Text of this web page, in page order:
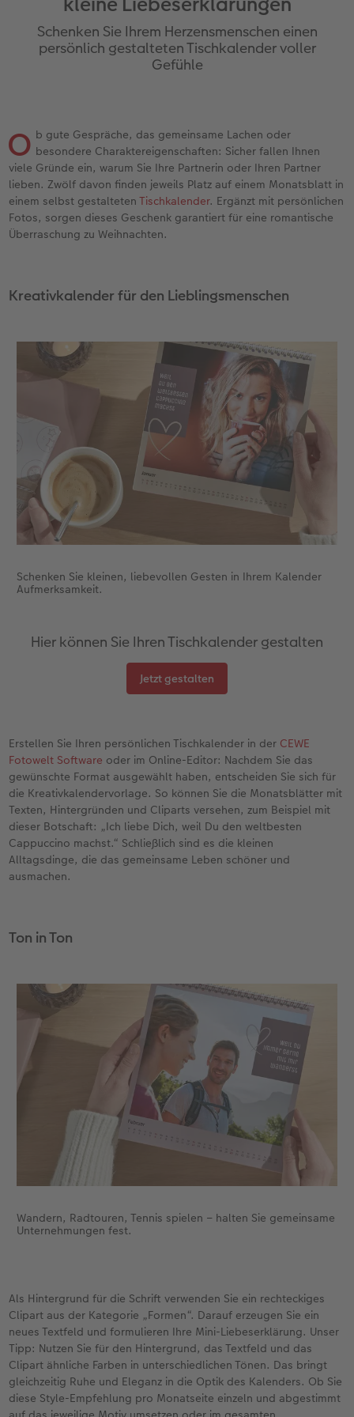
Jahrbuch gestalten
CEWE FOTOBUCH Kids
Designvorlagen
Foto-Kochbuch
Kundenbeispiele
CEWE myPhotos
Gestaltungsideen
Anleitungen & Hilfe
Neuheiten
Bilderboxen
Premium Poster
Fotosets
Sofortfotos
Passbild
Analog Services
CEWE myPhotos
Neuheiten
Extras
Fotocollage
Photo Streetmap Poster
Foto auf Holz
Hartschaum
Gallery Print
Wandgestaltung
Mehrteiler
im Wunschformat
Materialmuster-Set
Neuheiten
Dankeskarten Kommunion
Dankeskarten
Papierqualitäten
Klappkarten
Fotokarten
Einzelkarten
Digitale Grußkarte
CEWE myPhotos
Neuheiten
Textilien
Schule & Büro
Handyhüllen
Faber-Castell
Fotokalender
Kundenbeispiele
CEWE Geschenkgutschein
CEWE myPhotos
Neuheiten
Wandkalender mit Design
NEU: Wandkalender Fineline
Extras
CEWE myPhotos
Max Case
Smartflip
CEWE myPhotos
Neuheiten
nachhaltiger Schenken
Danke sagen
Kundenbeispiele
Neuheiten
Liebe schenken
Fototipps
Hochzeit
Baby
Familie
Faszination Fotografie
CEWE Community
Neuheiten
Schenken Sie Ihrem Herzensmenschen einen
persönlich gestalteten Tischkalender voller
Gefühle
O b gute Gespräche, das gemeinsame Lachen oder
besondere Charaktereigenschaften: Sicher fallen Ihnen
viele Gründe ein, warum Sie Ihre Partnerin oder Ihren Partner
lieben. Zwölf davon finden jeweils Platz auf einem Monatsblatt in
einem selbst gestaltetenTischkalender. Ergänzt mit persönlichen
Fotos, sorgen dieses Geschenk garantiert für eine romantische
Überraschung zu Weihnachten.
Kreativkalender für den Lieblingsmenschen
Schenken Sie kleinen, liebevollen Gesten in Ihrem Kalender
Aufmerksamkeit.
Hier können Sie Ihren Tischkalender gestalten
Jetzt gestalten
Erstellen Sie Ihren persönlichen Tischkalender in der CEWE
Fotowelt Software oder im Online-Editor: Nachdem Sie das
gewünschte Format ausgewählt haben, entscheiden Sie sich für
die Kreativkalendervorlage. So können Sie die Monatsblätter mit
Texten, Hintergründen und Cliparts versehen, zum Beispiel mit
dieser Botschaft: „Ich liebe Dich, weil Du den weltbesten
Cappuccino machst.“ Schließlich sind es die kleinen
Alltagsdinge, die das gemeinsame Leben schöner und
ausmachen.
Ton in Ton
Wandern, Radtouren, Tennis spielen – halten Sie gemeinsame
Unternehmungen fest.
Als Hintergrund für die Schrift verwenden Sie ein rechteckiges
Clipart aus der Kategorie „Formen“. Darauf erzeugen Sie ein
neues Textfeld und formulieren Ihre Mini-Liebeserklärung. Unser
Tipp: Nutzen Sie für den Hintergrund, das Textfeld und das
Clipart ähnliche Farben in unterschiedlichen Tönen. Das bringt
gleichzeitig Ruhe und Eleganz in die Optik des Kalenders. Ob Sie
diese Style-Empfehlung pro Monatseite einzeln und abgestimmt